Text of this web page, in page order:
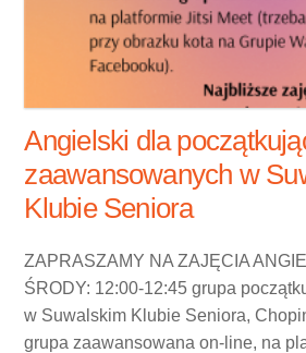
Angielski dla
zaawansowanych w
Klubie Seniora
ZAPRASZAMY NA ZAJĘCIA
ŚRODY: 12:00-12:45 grupa
w Suwalskim Klubie Seniora,
grupa zaawansowana on-line, na